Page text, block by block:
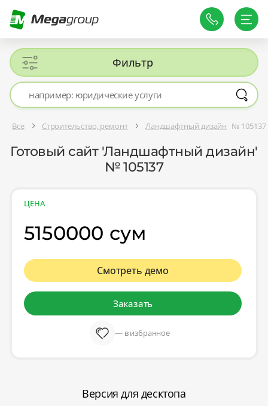
Фильтр
Все Строительство, ремонт Ландшафтный дизайн № 105137
Готовый сайт 'Ландшафтный дизайн'
№ 105137
ЦЕНА
5150000 сум
Смотреть демо
Заказать
— в избранное
Версия для десктопа